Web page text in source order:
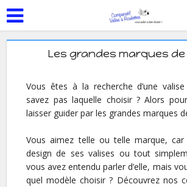
Les grandes marques de
Vous êtes à la recherche d’une
savez pas laquelle choisir ? Alors
laisser guider par les grandes marques
Vous aimez telle ou telle marque,
design de ses valises ou tout
vous avez entendu parler d’elle, mais
quel modèle choisir ? Découvrez nos